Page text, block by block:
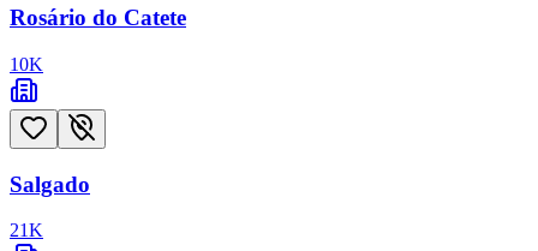
Rosário do Catete
10K
Salgado
21K